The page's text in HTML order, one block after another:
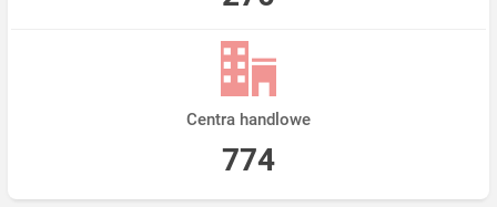
Centra handlowe
774